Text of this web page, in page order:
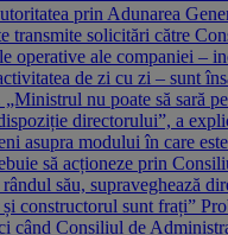
prin Adunarea
transmite solicitări către
operative ale companiei –
de zi cu zi – sunt
nu poate să sară
directorului”, a
asupra modului în care
să acționeze prin
său, supraveghează
constructorul sunt frați”
când Consiliul de